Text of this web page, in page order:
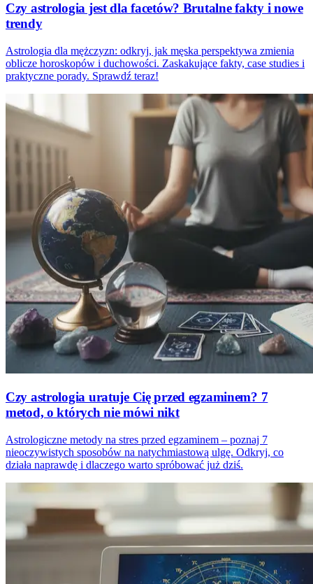
Czy astrologia jest dla facetów? Brutalne fakty i nowe
trendy
Astrologia dla mężczyzn: odkryj, jak męska perspektywa zmienia
oblicze horoskopów i duchowości. Zaskakujące fakty, case studies i
praktyczne porady. Sprawdź teraz!
Czy astrologia uratuje Cię przed egzaminem? 7
metod, o których nie mówi nikt
Astrologiczne metody na stres przed egzaminem – poznaj 7
nieoczywistych sposobów na natychmiastową ulgę. Odkryj, co
działa naprawdę i dlaczego warto spróbować już dziś.